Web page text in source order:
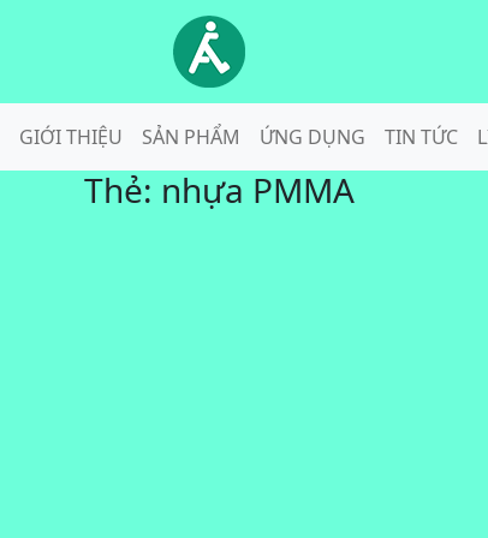
GIỚI THIỆU SẢN PHẨM ỨNG DỤNG TIN TỨC
Thẻ: nhựa PMMA